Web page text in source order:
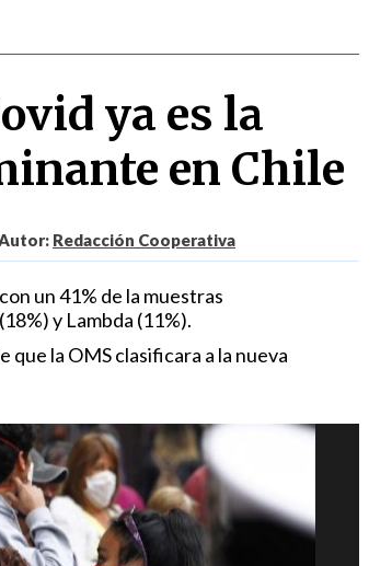
ya es la
en Chile
Redacción Cooperativa
un 41% de la muestras
y Lambda (11%).
que la OMS clasificara a la nueva